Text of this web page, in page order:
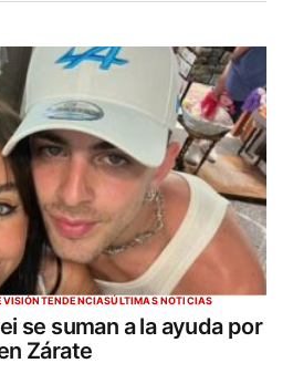
TENDENCIASÚLTIMAS NOTICIAS
se suman a la ayuda por
Zárate